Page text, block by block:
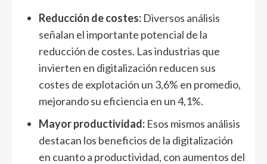
Reducción de costes: Diversos análisis
señalan el importante potencial de la
reducción de costes. Las industrias que
invierten en digitalización reducen sus
costes de explotación un 3,6% en promedio,
mejorando su eficiencia en un 4,1%.
Mayor productividad: Esos mismos análisis
destacan los beneficios de la digitalización
en cuanto a productividad, con aumentos del